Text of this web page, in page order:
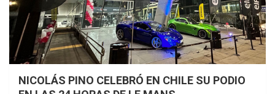
NICOLÁS PINO CELEBRÓ EN CHILE SU PODIO